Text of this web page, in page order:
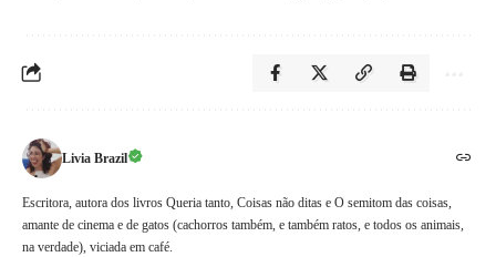
Livia Brazil
Escritora, autora dos livros Queria tanto, Coisas não ditas e O semitom das coisas,
amante de cinema e de gatos (cachorros também, e também ratos, e todos os animais,
na verdade), viciada em café.